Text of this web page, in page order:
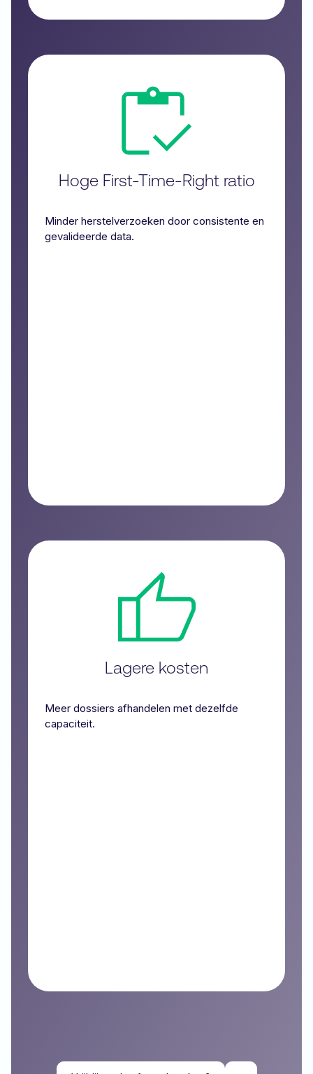
Hoge First-Time-Right ratio
Minder herstelverzoeken door consistente en
gevalideerde data.
Lagere kosten
Meer dossiers afhandelen met dezelfde
capaciteit.